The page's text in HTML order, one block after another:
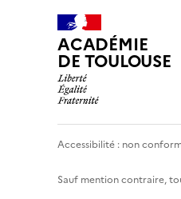
ACADÉMIE
DE TOULOUSE
Accessibilité : non
Sauf mention contraire,